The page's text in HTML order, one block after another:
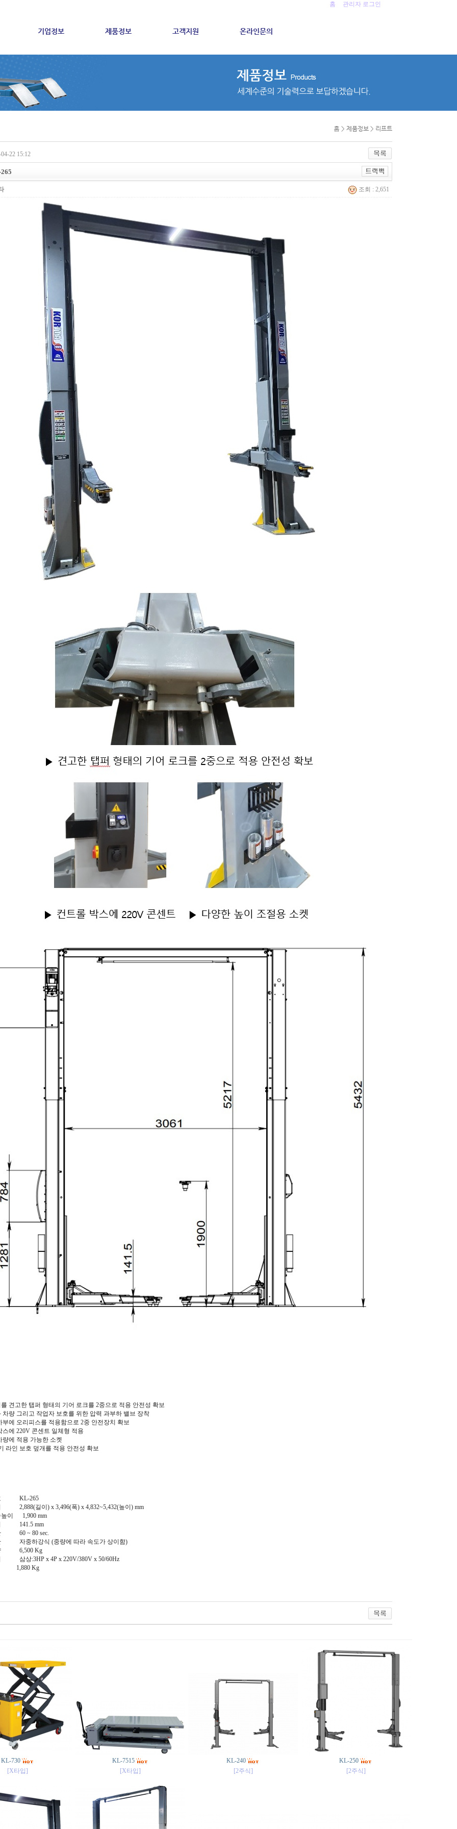
홈 관리자 로그인
기업정보 제품정보 고객지원 온라인문의
홈 > 제품정보 > 리프트
22 15:12
조회 : 2,651
견고한 탭퍼 형태의 기어 로크를 2중으로 적용 안전성 확보
차량 그리고 작업자 보호를 위한 압력 과부하 밸브 장착
부에 오리피스를 적용함으로 2중 안전장치 확보
스에 220V 콘센트 일체형 적용
량에 적용 가능한 소켓
라인 보호 덮개를 적용 안전성 확보
KL-265
2,888(길이) x 3,496(폭) x 4,832~5,432(높이) mm
높이 1,900 mm
141.5 mm
60 ~ 80 sec.
자중하강식 (중량에 따라 속도가 상이함)
6,500 Kg
삼상:3HP x 4P x 220V/380V x 50/60Hz
Kg
KL-730
[X타입]
KL-7515
[X타입]
KL-240
[2주식]
KL-250
[2주식]